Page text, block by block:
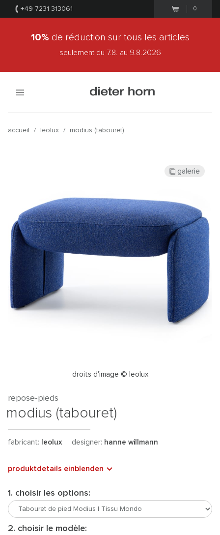
+49 7231 313061 0
10% de réduction sur tous les articles
seulement du 7.8. au 9.8.2026
accueil / leolux / modius (tabouret)
droits d'image © leolux
galerie
repose-pieds
modius (tabouret)
fabricant: leolux designer: hanne willmann
produktdetails einblenden
1. choisir les options:
2. choisir le modèle: